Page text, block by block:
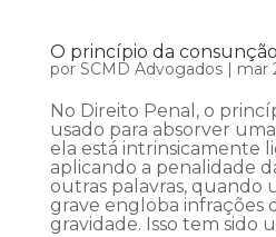
O princípio da
por SCMD Advogados| mar
No Direito Penal, o
usado para absorver
ela está intrinsicamente
aplicando a penalidade
outras palavras, quando
grave engloba infrações
gravidade. Isso tem sido